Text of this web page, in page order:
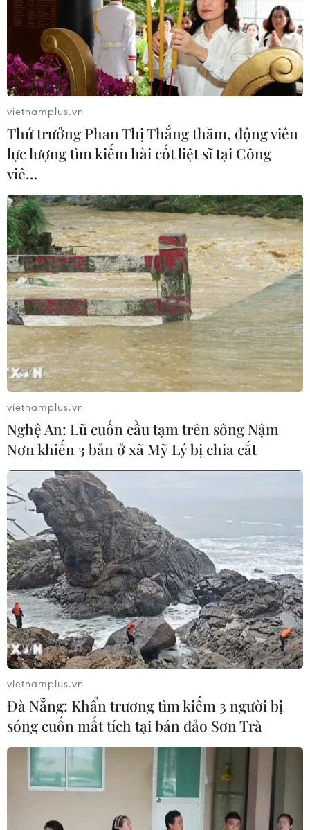
vietnamplus.vn
Thứ trưởng Phan Thị Thắng thăm, động viên
lực lượng tìm kiếm hài cốt liệt sĩ tại Công
viê…
vietnamplus.vn
Nghệ An: Lũ cuốn cầu tạm trên sông Nậm
Nơn khiến 3 bản ở xã Mỹ Lý bị chia cắt
vietnamplus.vn
Đà Nẵng: Khẩn trương tìm kiếm 3 người bị
sóng cuốn mất tích tại bán đảo Sơn Trà